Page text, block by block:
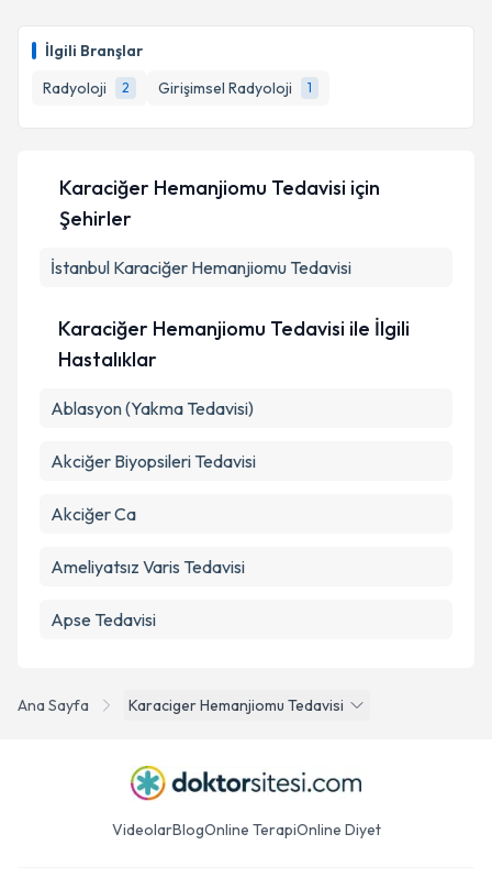
İlgili Branşlar
Radyoloji
2 Girişimsel Radyoloji 1
Ana Sayfa Karaciger Hemanjiomu Tedavisi
Karaciğer Hemanjiomu Tedavisi için
Şehirler
İstanbul Karaciğer Hemanjiomu Tedavisi
Karaciğer Hemanjiomu Tedavisi ile İlgili
Hastalıklar
Ablasyon (Yakma Tedavisi)
Akciğer Biyopsileri Tedavisi
Akciğer Ca
Ameliyatsız Varis Tedavisi
Apse Tedavisi
VideolarBlogOnline TerapiOnline Diyet